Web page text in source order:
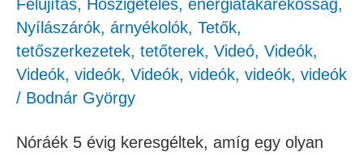
Felújítás, Hőszigetelés, energiatakarékosság,
Nyílászárók, árnyékolók, Tetők,
tetőszerkezetek, tetőterek, Videó, Videók,
Videók, videók, Videók, videók, videók, videók
/ Bodnár György
Nóráék 5 évig keresgéltek, amíg egy olyan